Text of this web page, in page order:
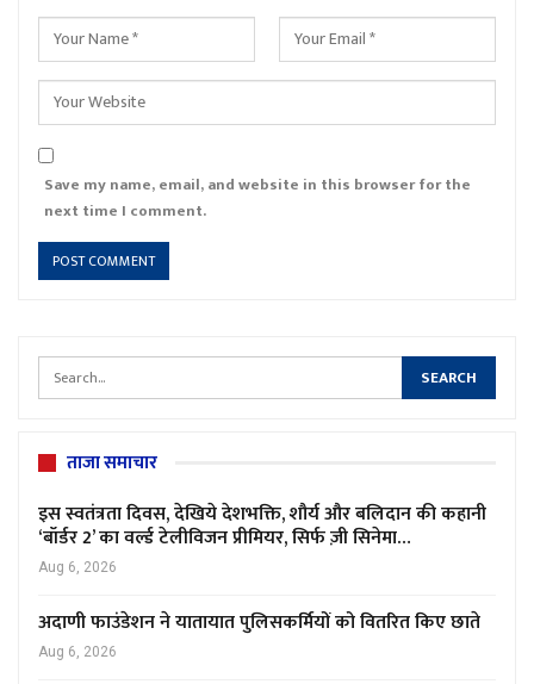
Save my name, email, and website in this browser for the
next time I comment.
ताजा समाचार
इस स्वतंत्रता दिवस, देखिये देशभक्ति, शौर्य और बलिदान की कहानी
‘बॉर्डर 2’ का वर्ल्ड टेलीविजन प्रीमियर, सिर्फ ज़ी सिनेमा…
Aug 6, 2026
अदाणी फाउंडेशन ने यातायात पुलिसकर्मियों को वितरित किए छाते
Aug 6, 2026